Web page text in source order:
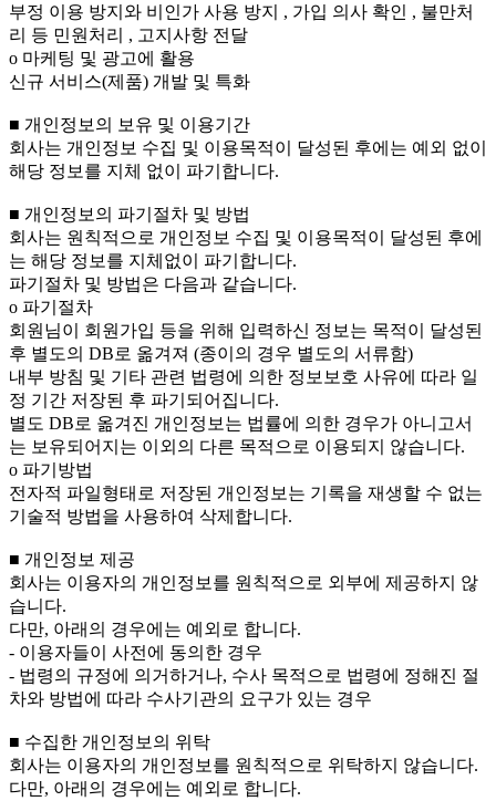
부정 이용 방지와 비인가 사용 방지 , 가입 의사 확인 , 불만처
리 등 민원처리 , 고지사항 전달
ο 마케팅 및 광고에 활용
신규 서비스(제품) 개발 및 특화
■ 개인정보의 보유 및 이용기간
회사는 개인정보 수집 및 이용목적이 달성된 후에는 예외 없이
해당 정보를 지체 없이 파기합니다.
■ 개인정보의 파기절차 및 방법
회사는 원칙적으로 개인정보 수집 및 이용목적이 달성된 후에
는 해당 정보를 지체없이 파기합니다.
파기절차 및 방법은 다음과 같습니다.
ο 파기절차
회원님이 회원가입 등을 위해 입력하신 정보는 목적이 달성된
후 별도의 DB로 옮겨져 (종이의 경우 별도의 서류함)
내부 방침 및 기타 관련 법령에 의한 정보보호 사유에 따라 일
정 기간 저장된 후 파기되어집니다.
별도 DB로 옮겨진 개인정보는 법률에 의한 경우가 아니고서
는 보유되어지는 이외의 다른 목적으로 이용되지 않습니다.
ο 파기방법
전자적 파일형태로 저장된 개인정보는 기록을 재생할 수 없는
기술적 방법을 사용하여 삭제합니다.
■ 개인정보 제공
회사는 이용자의 개인정보를 원칙적으로 외부에 제공하지 않
습니다.
다만, 아래의 경우에는 예외로 합니다.
- 이용자들이 사전에 동의한 경우
- 법령의 규정에 의거하거나, 수사 목적으로 법령에 정해진 절
차와 방법에 따라 수사기관의 요구가 있는 경우
■ 수집한 개인정보의 위탁
회사는 이용자의 개인정보를 원칙적으로 위탁하지 않습니다.
다만, 아래의 경우에는 예외로 합니다.